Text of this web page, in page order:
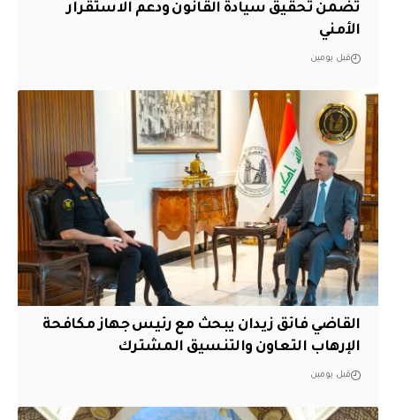
تضمن تحقيق سيادة القانون ودعم الاستقرار
الأمني
قبل يومين
القاضي فائق زيدان يبحث مع رئيس جهاز مكافحة
الإرهاب التعاون والتنسيق المشترك
قبل يومين